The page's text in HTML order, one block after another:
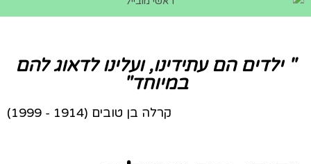
" ילדים הם עתידינו, ועלינו לדאוג להם
במיוחד"
קרלה בן טובים (1914 - 1999)